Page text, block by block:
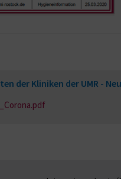
der Kliniken der UMR -